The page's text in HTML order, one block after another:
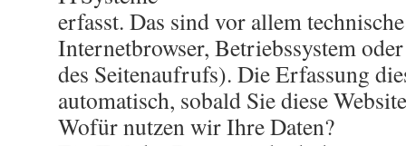
erfasst. Das sind vor allem
Internetbrowser, Betriebssystem
des Seitenaufrufs). Die Erfassung
automatisch, sobald Sie diese
Wofür nutzen wir Ihre Daten?